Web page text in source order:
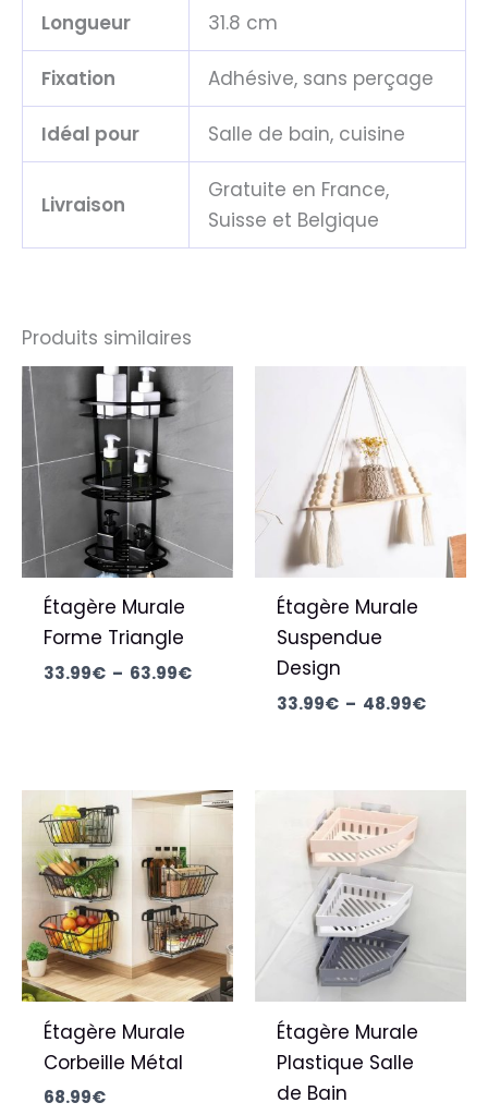
Longueur 31.8 cm
Fixation Adhésive, sans perçage
Idéal pour Salle de bain, cuisine
Livraison
Gratuite en France,
Suisse et Belgique
Produits similaires
Étagère Murale
Forme Triangle
33.99€ – 63.99€
à
63.99€
Étagère Murale
Suspendue
Design
33.99€ – 48.99€
Étagère Murale
Corbeille Métal
68.99€
Étagère Murale
Plastique Salle
de Bain
Le
prix
initial
était :
38.99€.
prix
actuel
est :
28.99€.